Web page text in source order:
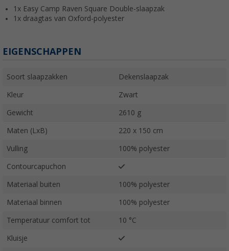
1x Easy Camp Raven Square Double-slaapzak
1x draagtas van Oxford-polyester
EIGENSCHAPPEN
Soort slaapzakken Dekenslaapzak
Kleur Zwart
Gewicht 2610 g
Maten (LxB) 220 x 150 cm
Vulling 100% polyester
Contourcapuchon
Materiaal buiten 100% polyester
Materiaal binnen 100% polyester
Temperatuur comfort tot 10 °C
Kluisje